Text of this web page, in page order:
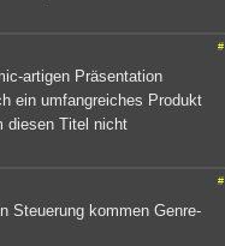
#
artigen Präsentation
ein umfangreiches Produkt
diesen Titel nicht
#
Steuerung kommen Genre-